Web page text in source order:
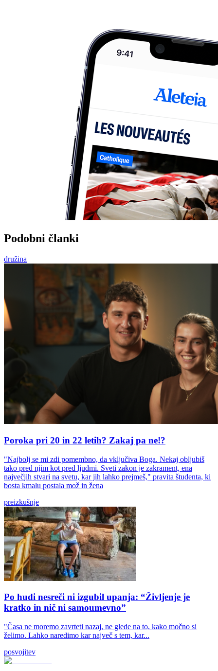
Podobni članki
družina
Poroka pri 20 in 22 letih? Zakaj pa ne!?
"Najbolj se mi zdi pomembno, da vključiva Boga. Nekaj obljubiš
tako pred njim kot pred ljudmi. Sveti zakon je zakrament, ena
največjih stvari na svetu, kar jih lahko prejmeš," pravita študenta, ki
bosta kmalu postala mož in žena
preizkušnje
Po hudi nesreči ni izgubil upanja: “Življenje je
kratko in nič ni samoumevno”
"Časa ne moremo zavrteti nazaj, ne glede na to, kako močno si
želimo. Lahko naredimo kar največ s tem, kar...
posvojitev